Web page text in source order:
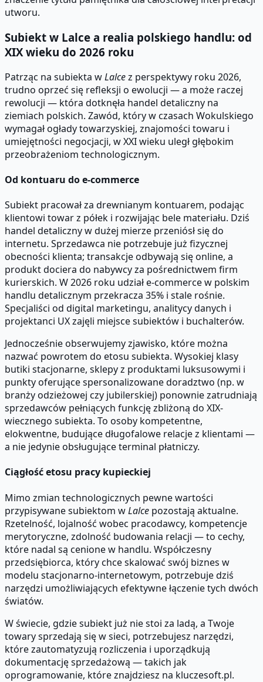
utworu.
Subiekt w Lalce a realia polskiego handlu: od
XIX wieku do 2026 roku
Patrząc na subiekta wLalcez perspektywy roku 2026,
trudno oprzeć się refleksji o ewolucji — a może raczej
rewolucji — która dotknęła handel detaliczny na
ziemiach polskich. Zawód, który w czasach Wokulskiego
wymagał ogłady towarzyskiej, znajomości towaru i
umiejętności negocjacji, w XXI wieku uległ głębokim
przeobrażeniom technologicznym.
Od kontuaru do e-commerce
Subiekt pracował za drewnianym kontuarem, podając
klientowi towar z półek i rozwijając bele materiału. Dziś
handel detaliczny w dużej mierze przeniósł się do
internetu. Sprzedawca nie potrzebuje już fizycznej
obecności klienta; transakcje odbywają się online, a
produkt dociera do nabywcy za pośrednictwem firm
kurierskich. W 2026 roku udział e-commerce w polskim
handlu detalicznym przekracza 35% i stale rośnie.
Specjaliści od digital marketingu, analitycy danych i
projektanci UX zajęli miejsce subiektów i buchalterów.
Jednocześnie obserwujemy zjawisko, które można
nazwać powrotem do etosu subiekta. Wysokiej klasy
butiki stacjonarne, sklepy z produktami luksusowymi i
punkty oferujące spersonalizowane doradztwo (np. w
branży odzieżowej czy jubilerskiej) ponownie zatrudniają
sprzedawców pełniących funkcję zbliżoną do XIX-
wiecznego subiekta. To osoby kompetentne,
elokwentne, budujące długofalowe relacje z klientami —
a nie jedynie obsługujące terminal płatniczy.
Ciągłość etosu pracy kupieckiej
Mimo zmian technologicznych pewne wartości
przypisywane subiektom wLalce pozostają aktualne.
Rzetelność, lojalność wobec pracodawcy, kompetencje
merytoryczne, zdolność budowania relacji — to cechy,
które nadal są cenione w handlu. Współczesny
przedsiębiorca, który chce skalować swój biznes w
modelu stacjonarno-internetowym, potrzebuje dziś
narzędzi umożliwiających efektywne łączenie tych dwóch
światów.
W świecie, gdzie subiekt już nie stoi za ladą, a Twoje
towary sprzedają się w sieci, potrzebujesz narzędzi,
które zautomatyzują rozliczenia i uporządkują
dokumentację sprzedażową — takich jak
oprogramowanie, które znajdziesz na kluczesoft.pl.